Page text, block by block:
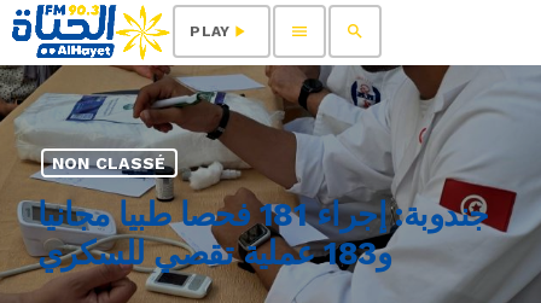
search
menu
play_arrow
PLAY
NON CLASSÉ
جندوبة: إجراء 181 فحصا طبيا مجانيا
و183 عملية تقصي للسكري